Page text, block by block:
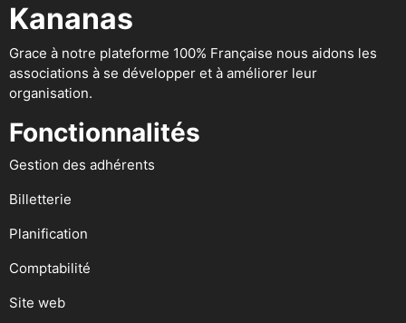
Kananas
Grace à notre plateforme 100% Française nous aidons les
associations à se développer et à améliorer leur
organisation.
Fonctionnalités
Gestion des adhérents
Billetterie
Planification
Comptabilité
Site web